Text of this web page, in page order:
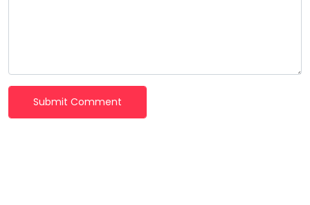
Submit Comment